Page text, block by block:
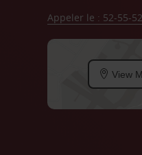
Appeler le : 52-55-
View